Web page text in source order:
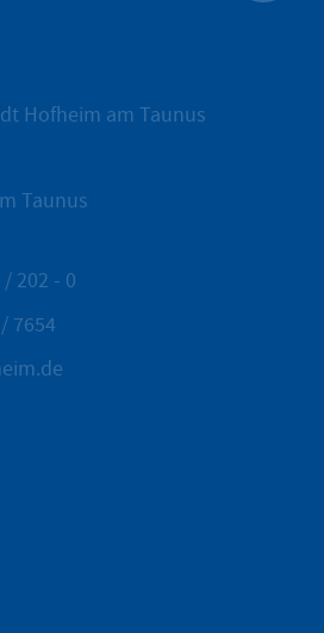
Hofheim am Taunus
Taunus
202 - 0
7654